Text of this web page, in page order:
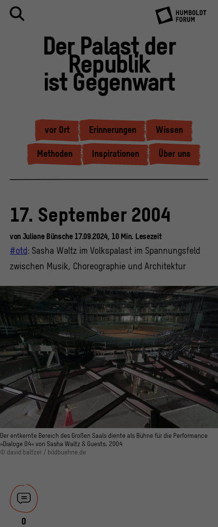
Der Palast der
Republik
ist Gegenwart
vor Ort Erinnerungen Wissen
Methoden Inspirationen Über uns
17. September 2004
von Juliane Bünsche 17.09.2024, 10 Min. Lesezeit
#otd: Sasha Waltz im Volkspalast im Spannungsfeld
zwischen Musik, Choreographie und Architektur
Der entkernte Bereich des Großen Saals diente als Bühne für die Performance
»Dialoge 04« von Sasha Waltz & Guests, 2004
© david baltzer / bildbuehne.de
0